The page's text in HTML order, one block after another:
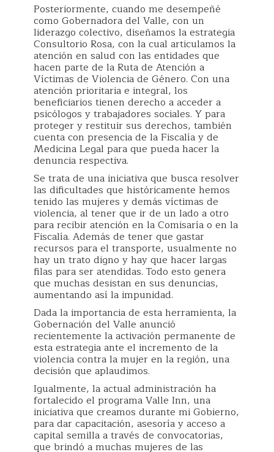
Posteriormente, cuando me desempeñé
como Gobernadora del Valle, con un
liderazgo colectivo, diseñamos la estrategia
Consultorio Rosa, con la cual articulamos la
atención en salud con las entidades que
hacen parte de la Ruta de Atención a
Víctimas de Violencia de Género. Con una
atención prioritaria e integral, los
beneficiarios tienen derecho a acceder a
psicólogos y trabajadores sociales. Y para
proteger y restituir sus derechos, también
cuenta con presencia de la Fiscalía y de
Medicina Legal para que pueda hacer la
denuncia respectiva.
Se trata de una iniciativa que busca resolver
las dificultades que históricamente hemos
tenido las mujeres y demás víctimas de
violencia, al tener que ir de un lado a otro
para recibir atención en la Comisaría o en la
Fiscalía. Además de tener que gastar
recursos para el transporte, usualmente no
hay un trato digno y hay que hacer largas
filas para ser atendidas. Todo esto genera
que muchas desistan en sus denuncias,
aumentando así la impunidad.
Dada la importancia de esta herramienta, la
Gobernación del Valle anunció
recientemente la activación permanente de
esta estrategia ante el incremento de la
violencia contra la mujer en la región, una
decisión que aplaudimos.
Igualmente, la actual administración ha
fortalecido el programa Valle Inn, una
iniciativa que creamos durante mi Gobierno,
para dar capacitación, asesoría y acceso a
capital semilla a través de convocatorias,
que brindó a muchas mujeres de las